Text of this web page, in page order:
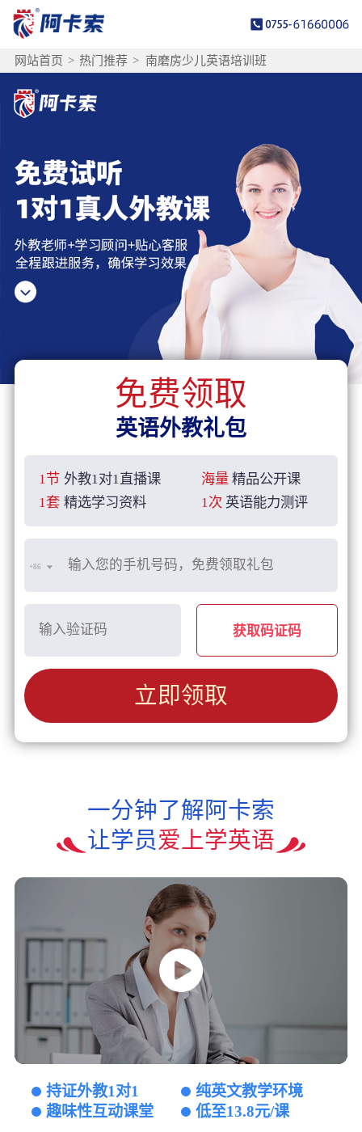
网站首页 > 热门推荐 > 南磨房少儿英语培训班
免费领取
英语外教礼包
1节 外教1对1直播课 海量 精品公开课
1套 精选学习资料 1次 英语能力测评
+86
获取码证码
立即领取
一分钟了解阿卡索
让学员爱上学英语
持证外教1对1
纯英文教学环境
趣味性互动课堂
低至13.8元/课